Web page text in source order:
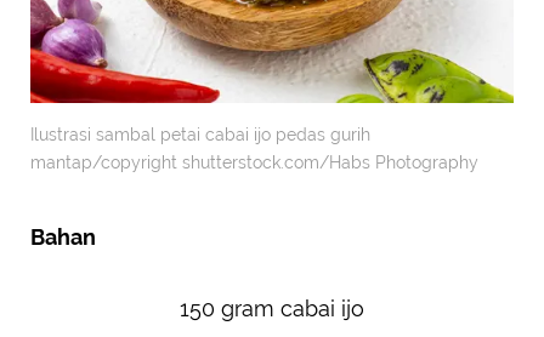
Ilustrasi sambal petai cabai ijo pedas gurih
mantap/copyright shutterstock.com/Habs Photography
Bahan
150 gram cabai ijo